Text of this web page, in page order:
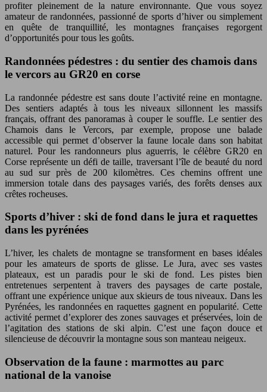
profiter pleinement de la nature environnante. Que vous soyez
amateur de randonnées, passionné de sports d’hiver ou simplement
en quête de tranquillité, les montagnes françaises regorgent
d’opportunités pour tous les goûts.
Randonnées pédestres : du sentier des chamois dans
le vercors au GR20 en corse
La randonnée pédestre est sans doute l’activité reine en montagne.
Des sentiers adaptés à tous les niveaux sillonnent les massifs
français, offrant des panoramas à couper le souffle. Le sentier des
Chamois dans le Vercors, par exemple, propose une balade
accessible qui permet d’observer la faune locale dans son habitat
naturel. Pour les randonneurs plus aguerris, le célèbre GR20 en
Corse représente un défi de taille, traversant l’île de beauté du nord
au sud sur près de 200 kilomètres. Ces chemins offrent une
immersion totale dans des paysages variés, des forêts denses aux
crêtes rocheuses.
Sports d’hiver : ski de fond dans le jura et raquettes
dans les pyrénées
L’hiver, les chalets de montagne se transforment en bases idéales
pour les amateurs de sports de glisse. Le Jura, avec ses vastes
plateaux, est un paradis pour le ski de fond. Les pistes bien
entretenues serpentent à travers des paysages de carte postale,
offrant une expérience unique aux skieurs de tous niveaux. Dans les
Pyrénées, les randonnées en raquettes gagnent en popularité. Cette
activité permet d’explorer des zones sauvages et préservées, loin de
l’agitation des stations de ski alpin. C’est une façon douce et
silencieuse de découvrir la montagne sous son manteau neigeux.
Observation de la faune : marmottes au parc
national de la vanoise